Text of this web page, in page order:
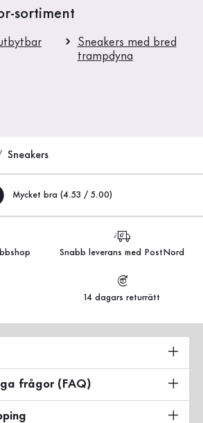
sortiment
Sneakers med bred
trampdyna
Sneakers
Mycket bra (4.53 / 5.00)
Snabb leverans med PostNord
14 dagars returrätt
frågor (FAQ)